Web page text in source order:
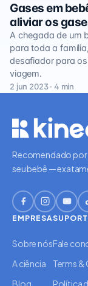
Gases em
aliviar os
A chegada de um
para toda a
desafiador para
viagem.
2 jun 2023 · 4 min
Recomendado por
seu bebê —
EMPRESA
Sobre nós
A ciência
Blog
Fale
Terms
Política